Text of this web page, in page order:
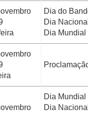
Dia do
Dia
Dia
Dia
Dia